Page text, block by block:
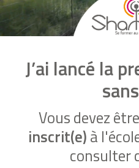
J’ai lancé la
Vous devez être
inscrit(e)à
consulter